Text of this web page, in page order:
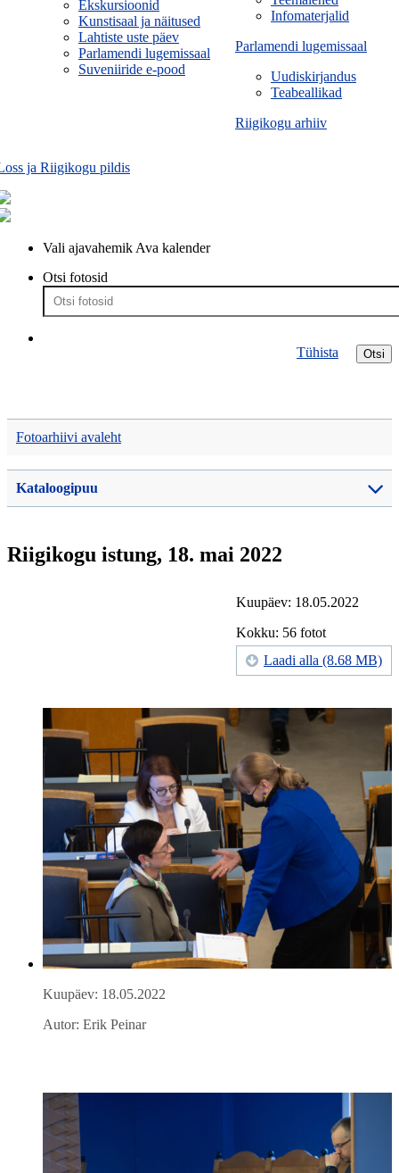
Infomaterjalid
Parlamendi lugemissaal
Uudiskirjandus
Teabeallikad
Riigikogu arhiiv
Ekskursioonid
Kunstisaal ja näitused
Lahtiste uste päev
Parlamendi lugemissaal
Suveniiride e-pood
ja Riigikogu pildis
Vali ajavahemik Ava kalender
Otsi fotosid
Otsi
Tühista
Fotoarhiivi avaleht
Kataloogipuu
Riigikogu istung, 18. mai 2022
Kuupäev: 18.05.2022
Kokku: 56 fotot
Laadi alla (8.68 MB)
Kuupäev: 18.05.2022
Autor: Erik Peinar